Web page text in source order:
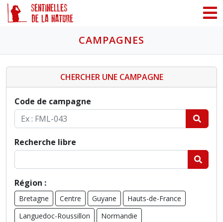
CAMPAGNES
CHERCHER UNE CAMPAGNE
Code de campagne
Recherche libre
Région :
Bretagne Centre Guyane
Hauts-de-France
Languedoc-Roussillon
Normandie
Panneau de gestion des cookies